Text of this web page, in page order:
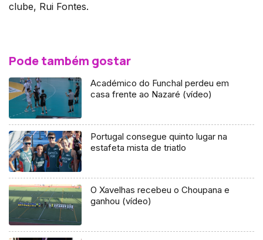
clube, Rui Fontes.
Pode também gostar
Académico do Funchal perdeu em
casa frente ao Nazaré (vídeo)
Portugal consegue quinto lugar na
estafeta mista de triatlo
O Xavelhas recebeu o Choupana e
ganhou (vídeo)